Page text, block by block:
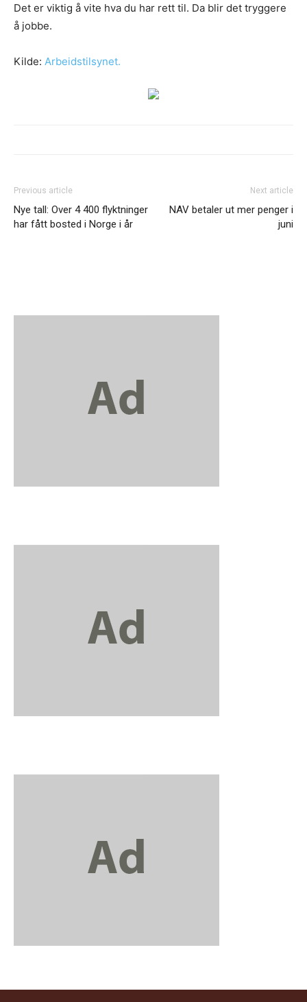
Det er viktig å vite hva du har rett til. Da blir det tryggere
å jobbe.
Kilde: Arbeidstilsynet.
Previous article
Nye tall: Over 4 400 flyktninger
har fått bosted i Norge i år
Next article
NAV betaler ut mer penger i
juni